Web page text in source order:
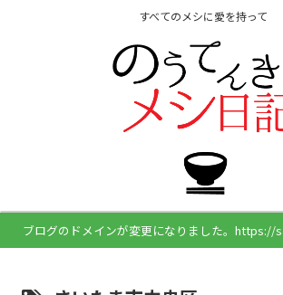
すべてのメシに愛を持って
ブログのドメインが変更になりました。https://